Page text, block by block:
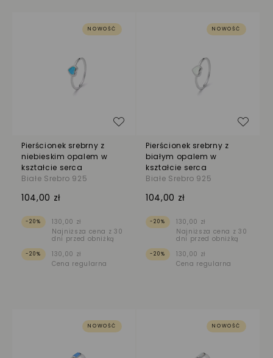
NOWOŚĆ
Pierścionek srebrny z
niebieskim opalem w
kształcie serca
Białe Srebro 925
104,00 zł
-20%
130,00 zł
Najniższa cena z 30
dni przed obniżką
-20%
130,00 zł
Cena regularna
Dodaj do listy życzeń
NOWOŚĆ
Pierścionek srebrny z
białym opalem w
kształcie serca
Białe Srebro 925
104,00 zł
-20%
130,00 zł
Najniższa cena z 30
dni przed obniżką
-20%
130,00 zł
Cena regularna
NOWOŚĆ NOWOŚĆ